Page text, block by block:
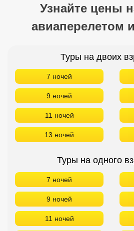
Узнайте цены
авиаперелетом
Туры на двоих
7 ночей
9 ночей
11 ночей
13 ночей
Туры на одного
7 ночей
9 ночей
11 ночей
Сетевые отели Вьетнама
Сетевые отели Мальдив
Сетевые отели Бали
Сетевые отели Сейшел
Сетевые отели Маврикия